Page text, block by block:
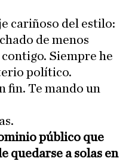
cariñoso del estilo:
de menos
Siempre he
político.
fin. Te mando un
público que
quedarse a solas en